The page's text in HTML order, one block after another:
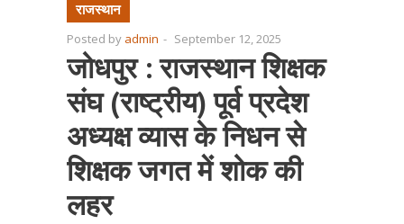
राजस्थान
Posted by admin - September 12, 2025
जोधपुर : राजस्थान शिक्षक
संघ (राष्ट्रीय) पूर्व प्रदेश
अध्यक्ष व्यास के निधन से
शिक्षक जगत में शोक की
लहर